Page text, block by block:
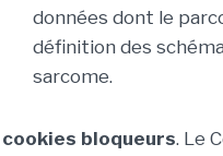
données dont le
définition des
sarcome.
bloqueurs. Le